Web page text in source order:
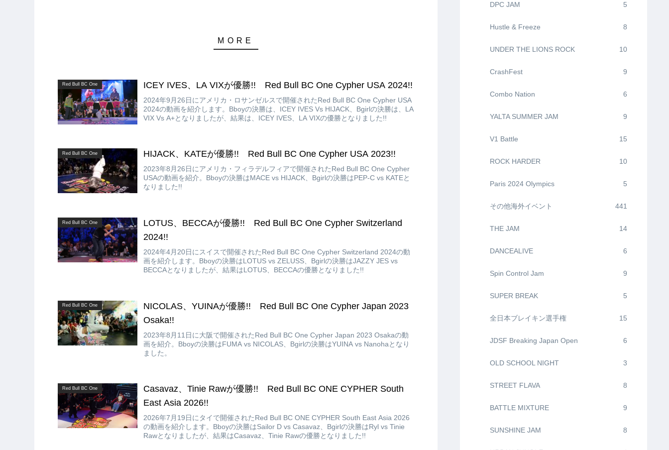
Red Bull BC One ICEY IVES、LA VIXが優勝!! Red Bull BC One Cypher USA 2024!!
2024年9月26日にアメリカ・ロサンゼルスで開催されたRed Bull BC One Cypher USA
2024の動画を紹介します。Bboyの決勝は、ICEY IVES Vs HIJACK、Bgirlの決勝は、LA
VIX Vs A+となりましたが、結果は、ICEY IVES、LA VIXの優勝となりました!!
Red Bull BC One HIJACK、KATEが優勝!! Red Bull BC One Cypher USA 2023!!
2023年8月26日にアメリカ・フィラデルフィアで開催されたRed Bull BC One Cypher
USAの動画を紹介。Bboyの決勝はMACE vs HIJACK、Bgirlの決勝はPEP-C vs KATEと
なりました!!
Red Bull BC One
LOTUS、BECCAが優勝!! Red Bull BC One Cypher Switzerland
2024!!
2024年4月20日にスイスで開催されたRed Bull BC One Cypher Switzerland 2024の動
画を紹介します。Bboyの決勝はLOTUS vs ZELUSS、Bgirlの決勝はJAZZY JES vs
BECCAとなりましたが、結果はLOTUS、BECCAの優勝となりました!!
Red Bull BC One
NICOLAS、YUINAが優勝!! Red Bull BC One Cypher Japan 2023
Osaka!!
2023年8月11日に大阪で開催されたRed Bull BC One Cypher Japan 2023 Osakaの動
画を紹介。Bboyの決勝はFUMA vs NICOLAS、Bgirlの決勝はYUINA vs Nanohaとなり
ました。
Red Bull BC One
Casavaz、Tinie Rawが優勝!! Red Bull BC ONE CYPHER South
East Asia 2026!!
2026年7月19日にタイで開催されたRed Bull BC ONE CYPHER South East Asia 2026
の動画を紹介します。Bboyの決勝はSailor D vs Casavaz、Bgirlの決勝はRyl vs Tinie
Rawとなりましたが、結果はCasavaz、Tinie Rawの優勝となりました!!
DPC JAM 5
Hustle & Freeze 8
UNDER THE LIONS ROCK 10
CrashFest 9
Combo Nation 6
YALTA SUMMER JAM 9
V1 Battle 15
ROCK HARDER 10
Paris 2024 Olympics 5
その他海外イベント 441
THE JAM 14
DANCEALIVE 6
Spin Control Jam 9
SUPER BREAK 5
全日本ブレイキン選手権 15
JDSF Breaking Japan Open 6
OLD SCHOOL NIGHT 3
STREET FLAVA 8
BATTLE MIXTURE 9
SUNSHINE JAM 8